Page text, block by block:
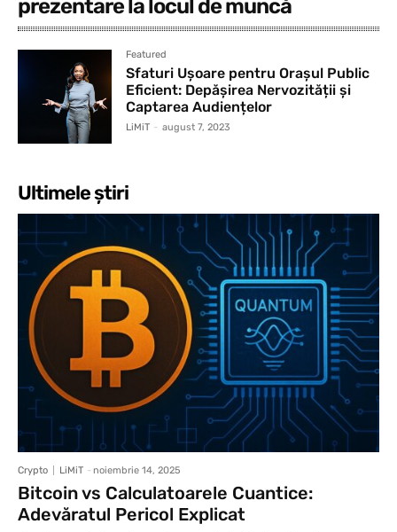
prezentare la locul de muncă
Featured
Sfaturi Ușoare pentru Orașul Public
Eficient: Depășirea Nervozității și
Captarea Audiențelor
LiMiT - august 7, 2023
Ultimele știri
Crypto LiMiT - noiembrie 14, 2025
Bitcoin vs Calculatoarele Cuantice:
Adevăratul Pericol Explicat